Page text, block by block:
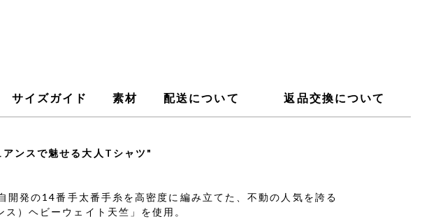
サイズガイド 素材 配送について 返品交換について
ンスで魅せる大人Tシャツ"
開発の14番手太番手糸を高密度に編み立てた、不動の人気を誇る
ス）ヘビーウェイト天竺」を使用。